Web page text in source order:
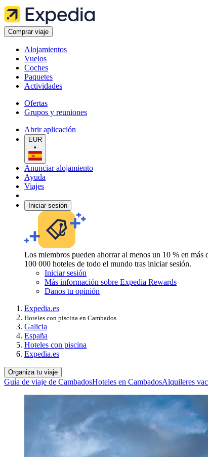
Comprar viaje
Alojamientos
Vuelos
Coches
Paquetes
Actividades
Ofertas
Grupos y reuniones
Abrir aplicación
EUR
•
Anunciar alojamiento
Ayuda
Viajes
Iniciar sesión
Los miembros pueden ahorrar al menos un 10 % en más
100 000 hoteles de todo el mundo tras iniciar sesión.
Iniciar sesión
Más información sobre Expedia Rewards
Danos tu opinión
Expedia.es
Hoteles con piscina en Cambados
Galicia
España
Hoteles con piscina
Expedia.es
Organiza tu viaje
Guía de viaje de CambadosHoteles en CambadosAlquileres